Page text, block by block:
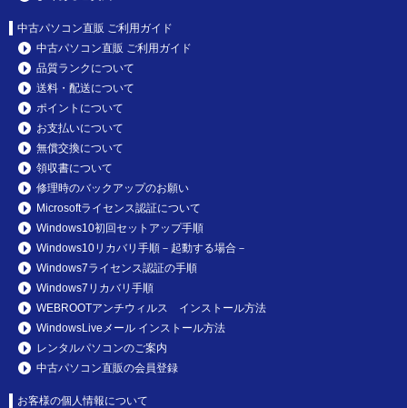
中古パソコン直販 ご利用ガイド
中古パソコン直販 ご利用ガイド
品質ランクについて
送料・配送について
ポイントについて
お支払いについて
無償交換について
領収書について
修理時のバックアップのお願い
Microsoftライセンス認証について
Windows10初回セットアップ手順
Windows10リカバリ手順－起動する場合－
Windows7ライセンス認証の手順
Windows7リカバリ手順
WEBROOTアンチウィルス インストール方法
WindowsLiveメール インストール方法
レンタルパソコンのご案内
中古パソコン直販の会員登録
お客様の個人情報について